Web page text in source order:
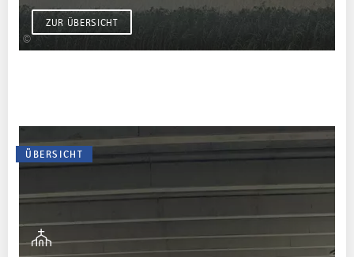
©
ZUR ÜBERSICHT
ÜBERSICHT